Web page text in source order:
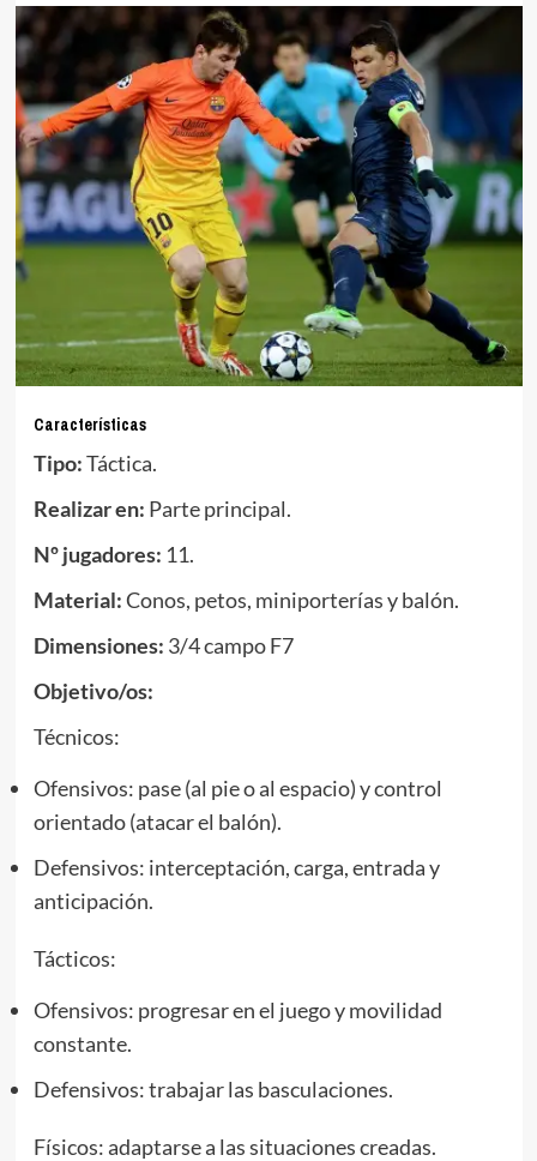
Características
Tipo:Táctica.
Realizar en: Parte principal.
Nº jugadores: 11.
Material:Conos, petos, miniporterías y balón.
Dimensiones: 3/4 campo F7
Objetivo/os:
Técnicos:
Ofensivos: pase (al pie o al espacio) y control
orientado (atacar el balón).
Defensivos: interceptación, carga, entrada y
anticipación.
Tácticos:
Ofensivos: progresar en el juego y movilidad
constante.
Defensivos: trabajar las basculaciones.
Físicos: adaptarse a las situaciones creadas.